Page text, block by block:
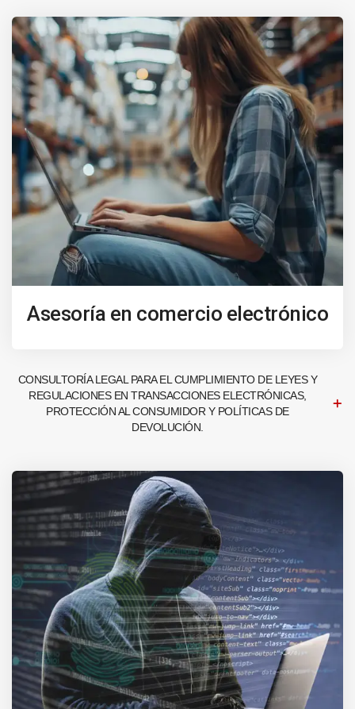
Asesoría en comercio electrónico
CONSULTORÍA LEGAL PARA EL CUMPLIMIENTO DE LEYES Y
REGULACIONES EN TRANSACCIONES ELECTRÓNICAS,
PROTECCIÓN AL CONSUMIDOR Y POLÍTICAS DE
DEVOLUCIÓN.